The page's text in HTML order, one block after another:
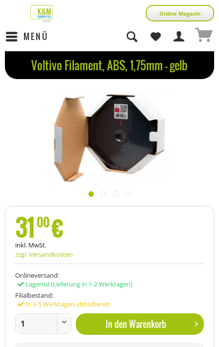
Online Magazin
MENÜ
Voltivo Filament, ABS, 1,75mm - gelb
31 00€
inkl. MwSt.
zzgl. Versandkosten
Onlineversand:
Lagernd (Lieferung in 1-2 Werktagen)
Filialbestand:
In 3-5 Werktagen abholbereit
In denWarenkorb